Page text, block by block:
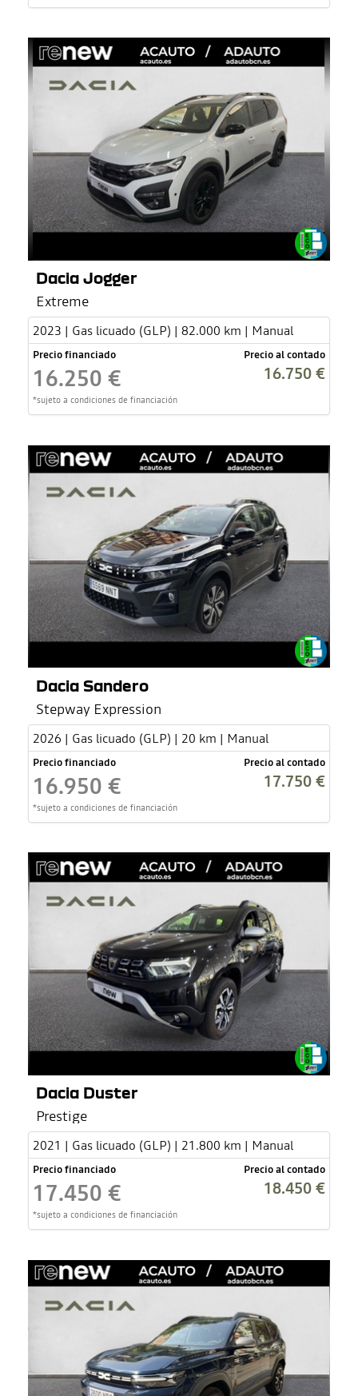
Dacia Jogger
Extreme
2023 | Gas licuado (GLP) | 82.000 km | Manual
Precio financiado
16.250 €
*sujeto a condiciones de financiación
Precio al contado
16.750 €
Dacia Sandero
Stepway Expression
2026 | Gas licuado (GLP) | 20 km | Manual
Precio financiado
16.950 €
*sujeto a condiciones de financiación
Precio al contado
17.750 €
Dacia Duster
Prestige
2021 | Gas licuado (GLP) | 21.800 km | Manual
Precio financiado
17.450 €
*sujeto a condiciones de financiación
Precio al contado
18.450 €